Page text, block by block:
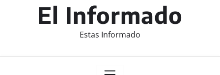
El Informado
Estas Informado